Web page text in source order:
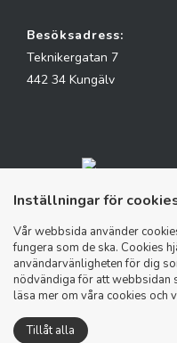
Besöksadress:
Teknikergatan 7
442 34 Kungälv
KOM I
Inställningar för
Vår webbsida använder
fungera som de ska. Cookies
användarvänligheten för dig
nödvändiga för att webbsidan
läsa mer om våra cookies och
Tillåt alla